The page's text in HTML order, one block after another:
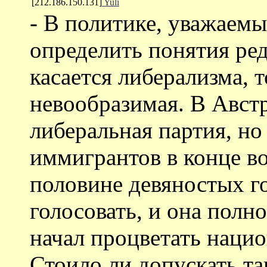
[212.186.150.131] Yuli
- В политике,
определить понятия
касается либерализма,
невообразимая. В
либеральная партия,
иммигрантов в конце
половине девяностых
голосовать, и она
начал процветать